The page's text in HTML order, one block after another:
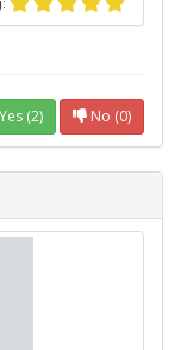
Yes (2) No (0)